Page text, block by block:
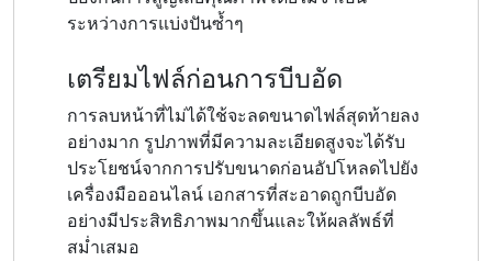
ระหว่างการแบ่งปันซ้ำๆ
เตรียมไฟล์ก่อนการบีบอัด
การลบหน้าที่ไม่ได้ใช้จะลดขนาดไฟล์สุดท้ายลง
อย่างมาก รูปภาพที่มีความละเอียดสูงจะได้รับ
ประโยชน์จากการปรับขนาดก่อนอัปโหลดไปยัง
เครื่องมือออนไลน์ เอกสารที่สะอาดถูกบีบอัด
อย่างมีประสิทธิภาพมากขึ้นและให้ผลลัพธ์ที่
สม่ำเสมอ